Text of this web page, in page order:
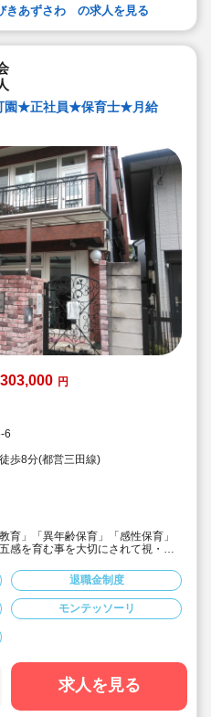
きあずさわ の求人を見る
園★正社員★保育士★月給
303,000 円
6
歩8分(都営三田線)
育」「異年齢保育」「感性保育」
感を育む事を大切にされて視・
ってます。
3.0ヶ月、別途処遇改善支給可能性
外部研修を自主的に参加しやすい
ャリアアップを積極的に支援して
利用も可能です♪
退職金制度
モンテッソーリ
求人を見る